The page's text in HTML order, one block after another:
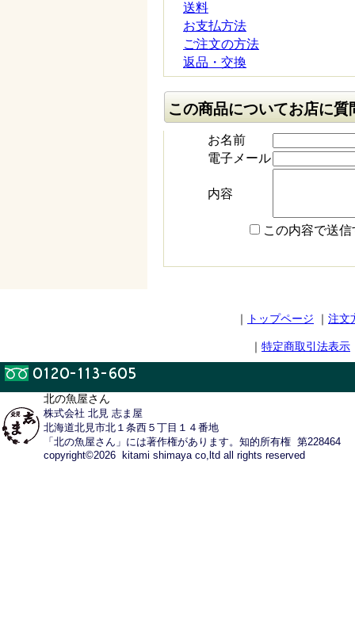
送料
お支払方法
ご注文の方法
返品・交換
この商品についてお店に質
お名前
電子メール
内容
この内容で送信
｜ トップページ ｜ 注文
｜ 特定商取引法表示
北の魚屋さん
株式会社 北見 志ま屋
北海道北見市北１条西５丁目１４番地
「北の魚屋さん」には著作権があります。知的所有権 第228464
copyright©2026 kitami shimaya co,ltd all rights reserved